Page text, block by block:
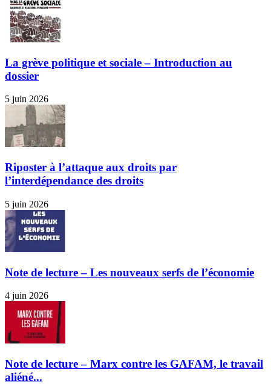
La grève politique et sociale – Introduction au
dossier
5 juin 2026
Riposter à l’attaque aux droits par
l’interdépendance des droits
5 juin 2026
Note de lecture – Les nouveaux serfs de l’économie
4 juin 2026
Note de lecture – Marx contre les GAFAM, le travail
aliéné...